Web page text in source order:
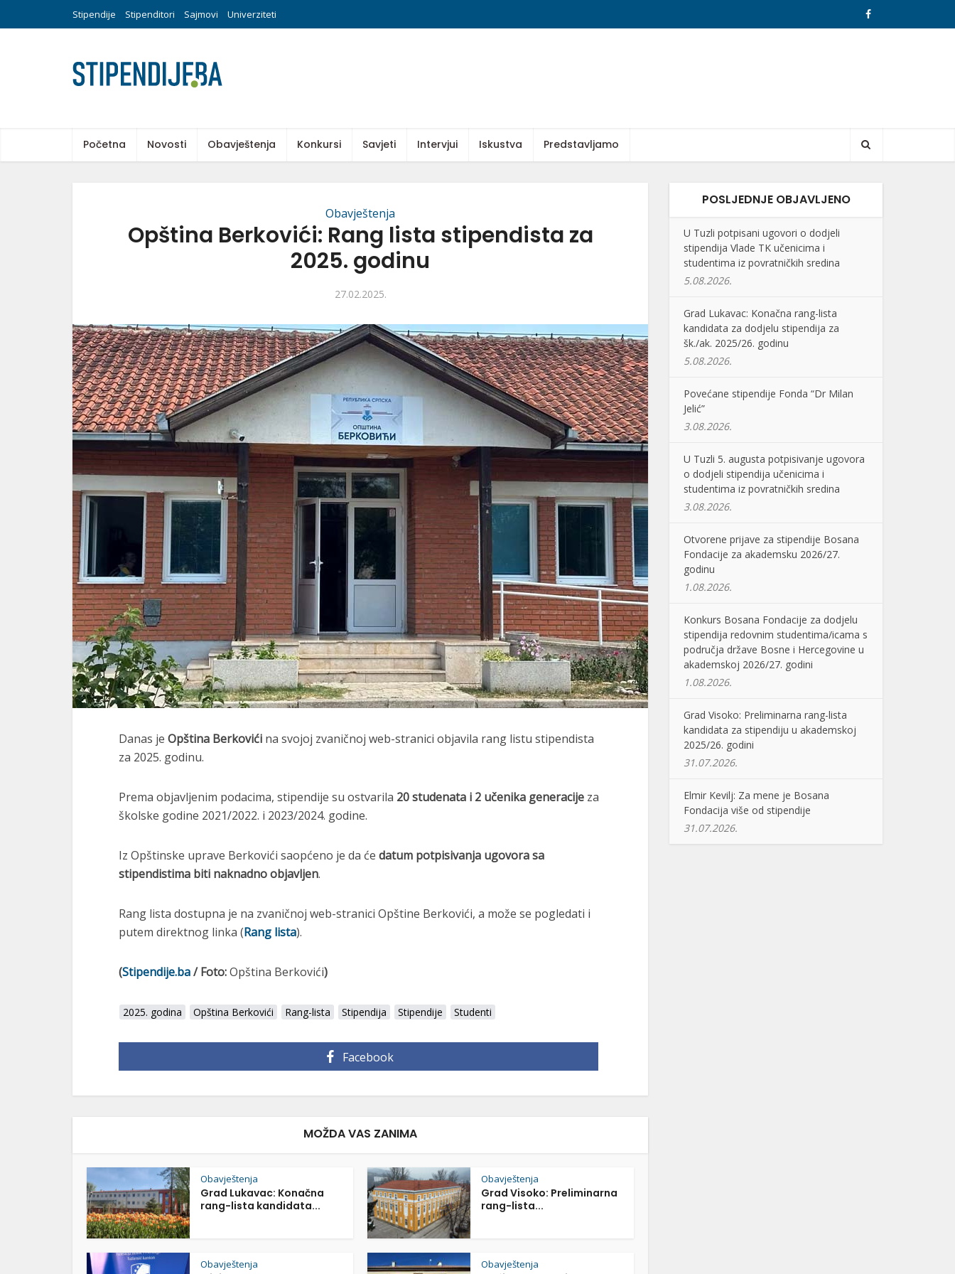
Stipendije Stipenditori Sajmovi Univerziteti
Početna Novosti Obavještenja Konkursi Savjeti Intervjui Iskustva Predstavljamo
Obavještenja
Opština Berkovići: Rang lista stipendista za
2025. godinu
27.02.2025.
Danas je Opština Berkovići na svojoj zvaničnoj web-stranici objavila rang listu stipendista
za 2025. godinu.
Prema objavljenim podacima, stipendije su ostvarila 20 studenata i 2 učenika generacije za
školske godine 2021/2022. i 2023/2024. godine.
Iz Opštinske uprave Berkovići saopćeno je da će datum potpisivanja ugovora sa
stipendistima biti naknadno objavljen.
Rang lista dostupna je na zvaničnoj web-stranici Opštine Berkovići, a može se pogledati i
putem direktnog linka (Rang lista).
(Stipendije.ba/ Foto:Opština Berkovići)
2025. godina Opština Berkovići Rang-lista Stipendija Stipendije Studenti
Facebook
MOŽDA VAS ZANIMA
Obavještenja
Grad Lukavac: Konačna
rang-lista kandidata...
Obavještenja
Grad Visoko: Preliminarna
rang-lista...
Obavještenja Obavještenja
POSLJEDNJE OBJAVLJENO
U Tuzli potpisani ugovori o dodjeli
stipendija Vlade TK učenicima i
studentima iz povratničkih sredina
5.08.2026.
Grad Lukavac: Konačna rang-lista
kandidata za dodjelu stipendija za
šk./ak. 2025/26. godinu
5.08.2026.
Povećane stipendije Fonda “Dr Milan
Jelić”
3.08.2026.
U Tuzli 5. augusta potpisivanje ugovora
o dodjeli stipendija učenicima i
studentima iz povratničkih sredina
3.08.2026.
Otvorene prijave za stipendije Bosana
Fondacije za akademsku 2026/27.
godinu
1.08.2026.
Konkurs Bosana Fondacije za dodjelu
stipendija redovnim studentima/icama s
područja države Bosne i Hercegovine u
akademskoj 2026/27. godini
1.08.2026.
Grad Visoko: Preliminarna rang-lista
kandidata za stipendiju u akademskoj
2025/26. godini
31.07.2026.
Elmir Kevilj: Za mene je Bosana
Fondacija više od stipendije
31.07.2026.